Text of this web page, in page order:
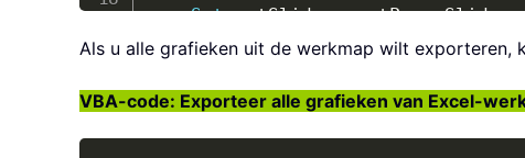
Set pptSlide = pptPres.Slides.
Else
Set pptPres = pptApp.
Als u alle grafieken uit de werkmap wilt exporteren,
VBA-code: Exporteer alle grafieken van Excel-